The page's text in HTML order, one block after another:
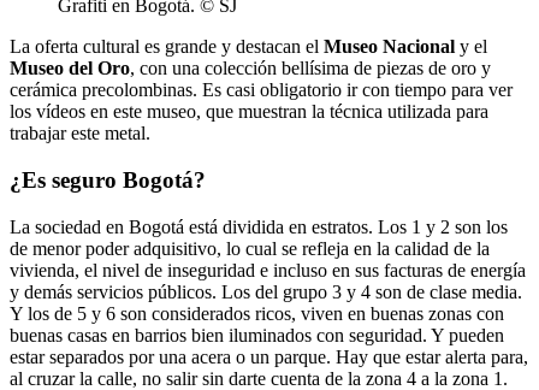
Grafiti en Bogotá. © SJ
La oferta cultural es grande y destacan el Museo Nacional y el
Museo del Oro, con una colección bellísima de piezas de oro y
cerámica precolombinas. Es casi obligatorio ir con tiempo para ver
los vídeos en este museo, que muestran la técnica utilizada para
trabajar este metal.
¿Es seguro Bogotá?
La sociedad en Bogotá está dividida en estratos. Los 1 y 2 son los
de menor poder adquisitivo, lo cual se refleja en la calidad de la
vivienda, el nivel de inseguridad e incluso en sus facturas de energía
y demás servicios públicos. Los del grupo 3 y 4 son de clase media.
Y los de 5 y 6 son considerados ricos, viven en buenas zonas con
buenas casas en barrios bien iluminados con seguridad. Y pueden
estar separados por una acera o un parque. Hay que estar alerta para,
al cruzar la calle, no salir sin darte cuenta de la zona 4 a la zona 1.